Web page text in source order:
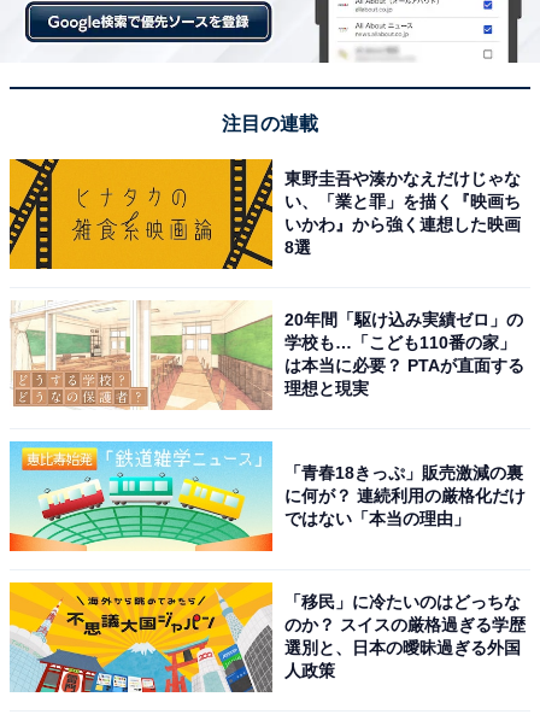
注目の連載
東野圭吾や湊かなえだけじゃな
い、「業と罪」を描く『映画ち
いかわ』から強く連想した映画
8選
20年間「駆け込み実績ゼロ」の
学校も…「こども110番の家」
は本当に必要？ PTAが直面する
理想と現実
「青春18きっぷ」販売激減の裏
に何が？ 連続利用の厳格化だけ
ではない「本当の理由」
「移民」に冷たいのはどっちな
のか？ スイスの厳格過ぎる学歴
選別と、日本の曖昧過ぎる外国
人政策